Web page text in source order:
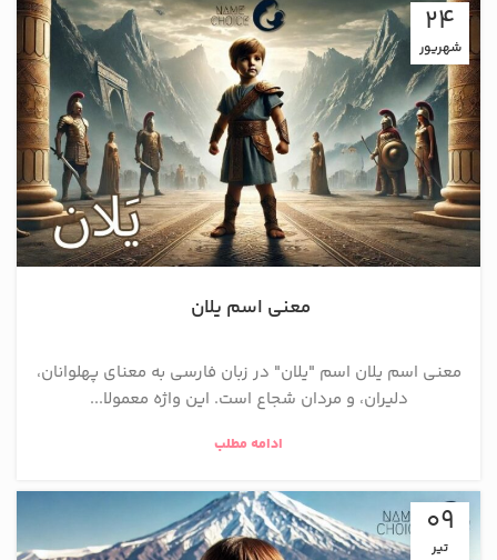
24
شهریور
معنی اسم یلان
معنی اسم یلان اسم "یلان" در زبان فارسی به معنای پهلوانان،
دلیران، و مردان شجاع است. این واژه معمولا...
ادامه مطلب
09
تیر